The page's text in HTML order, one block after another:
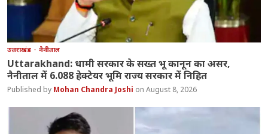
उत्तराखंड नैनीताल
Uttarakhand: धामी सरकार के सख्त भू कानून का असर,
नैनीताल में 6.088 हेक्टेयर भूमि राज्य सरकार में निहित
Mohan Chandra Joshi August 8, 2026